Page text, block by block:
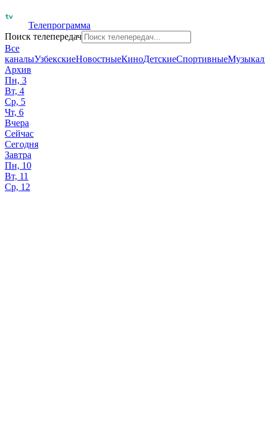
Телепрограмма
Поиск телепередач
Все
каналыУзбекскиеНовостныеКиноДетскиеСпортивные
Архив
Пн, 3
Вт, 4
Ср, 5
Чт, 6
Вчера
Сейчас
Сегодня
Завтра
Пн, 10
Вт, 11
Ср, 12